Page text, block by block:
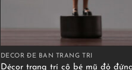
DECOR ĐỂ BÀN TRANG TRÍ
Décor trang trí cô bé mũ đỏ